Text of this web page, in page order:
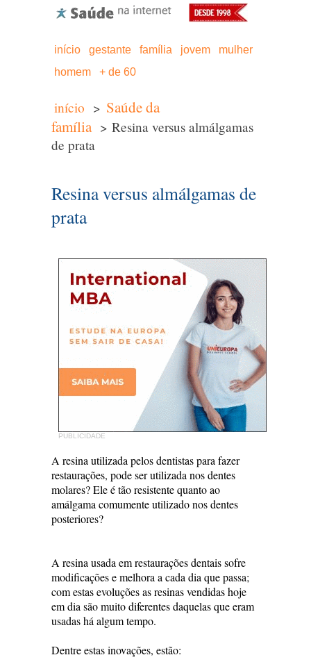
início gestante família jovem
mulher
homem
+ de 60
início > Saúde da
família > Resina versus almálgamas
de prata
Resina versus almálgamas de
prata
PUBLICIDADE
A resina utilizada pelos dentistas para fazer
restaurações, pode ser utilizada nos dentes
molares? Ele é tão resistente quanto ao
amálgama comumente utilizado nos dentes
posteriores?
A resina usada em restaurações dentais sofre
modificações e melhora a cada dia que passa;
com estas evoluções as resinas vendidas hoje
em dia são muito diferentes daquelas que eram
usadas há algum tempo.
Dentre estas inovações, estão: